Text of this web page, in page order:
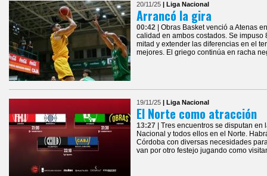
20/11/25 | Liga Nacional
Arrancó la gira
00:42
| Obras Basket venció a Atenas
calidad en ambos costados. Se
mitad y extender las diferencias en el
mejores. El griego continúa en racha
19/11/25 | Liga Nacional
El Norte como atracción
13:27
| Tres encuentros se disputan
Nacional y todos ellos en el Norte.
Córdoba con diversas necesidades
van por otro festejo jugando como